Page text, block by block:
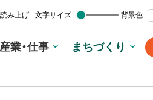
読み上げ 文字サイズ 背景色
産業・仕事 まちづくり